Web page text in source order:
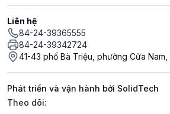
Liên hệ
84-24-39365555
84-24-39342724
41-43 phố Bà Triệu, phường Cửa Nam,
Phát triển và vận hành bởi SolidTech
Mạng xã hội
Theo dõi: